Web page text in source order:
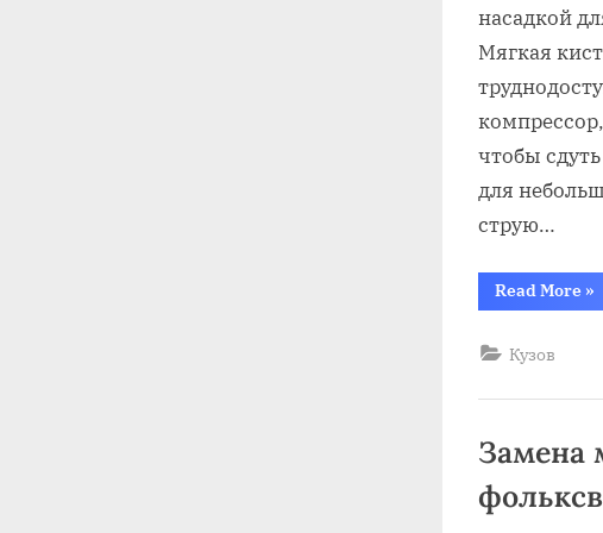
насадкой
Мягкая
чтобы
для
струю…
Read More »
Кузов
Замена